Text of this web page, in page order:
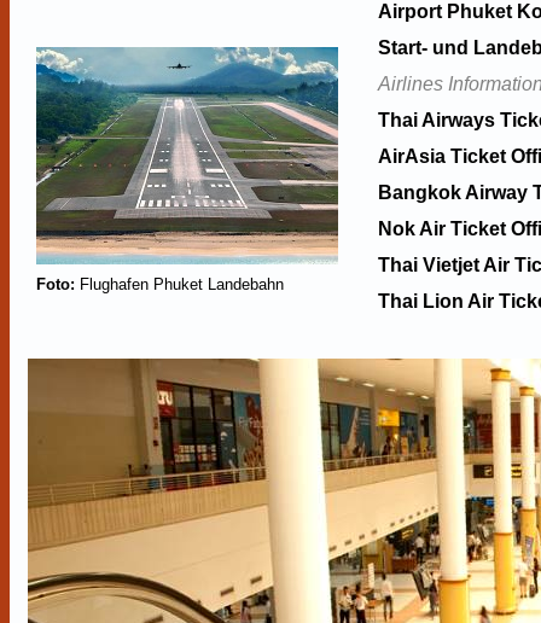
Foto: Flughafen Phuket Landebahn
Airport Phuket
Start- und
Airlines
Thai Airways
AirAsia Ticket
Bangkok Airway
Nok Air Ticket
Thai Vietjet Air
Thai Lion Air